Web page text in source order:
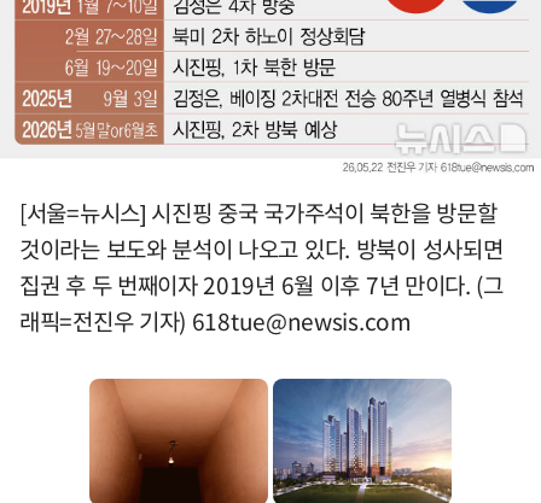
[서울=뉴시스] 시진핑 중국 국가주석이 북한을 방문할
것이라는 보도와 분석이 나오고 있다. 방북이 성사되면
집권 후 두 번째이자 2019년 6월 이후 7년 만이다. (그
래픽=전진우 기자) 618tue@newsis.com